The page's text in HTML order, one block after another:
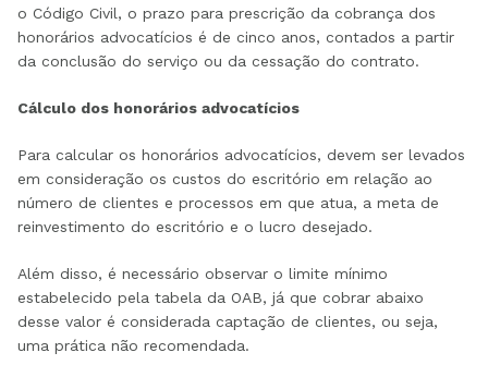
o Código Civil, o prazo para prescrição da cobrança dos
honorários advocatícios é de cinco anos, contados a partir
da conclusão do serviço ou da cessação do contrato.
Cálculo dos honorários advocatícios
Para calcular os honorários advocatícios, devem ser levados
em consideração os custos do escritório em relação ao
número de clientes e processos em que atua, a meta de
reinvestimento do escritório e o lucro desejado.
Além disso, é necessário observar o limite mínimo
estabelecido pela tabela da OAB, já que cobrar abaixo
desse valor é considerada captação de clientes, ou seja,
uma prática não recomendada.